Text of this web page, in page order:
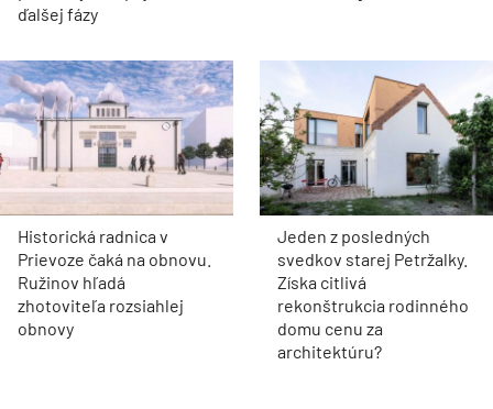
ďalšej fázy
Historická radnica v
Prievoze čaká na obnovu.
Ružinov hľadá
zhotoviteľa rozsiahlej
obnovy
Jeden z posledných
svedkov starej Petržalky.
Získa citlivá
rekonštrukcia rodinného
domu cenu za
architektúru?